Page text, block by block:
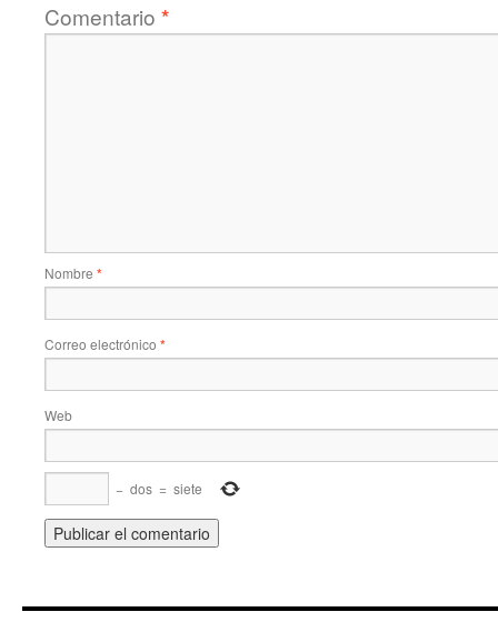
Comentario *
Nombre *
Correo electrónico *
Web
− dos = siete